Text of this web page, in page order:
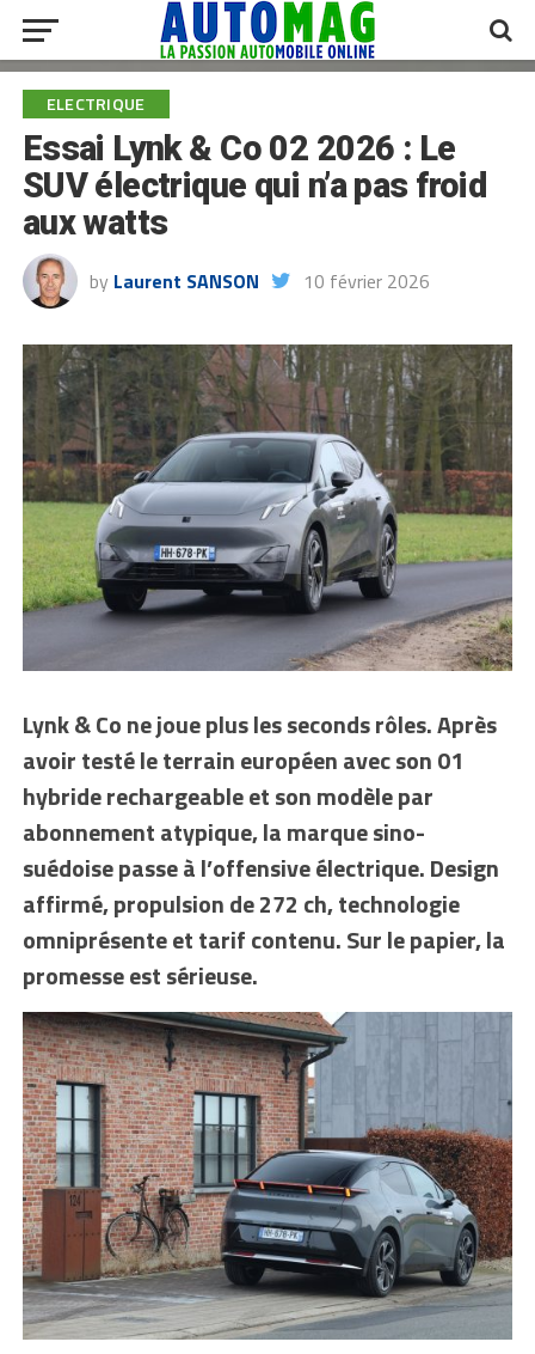
ELECTRIQUE
Essai Lynk & Co 02 2026 : Le
SUV électrique qui n’a pas froid
aux watts
by Laurent SANSON 10 février 2026
Lynk & Co ne joue plus les seconds rôles. Après
avoir testé le terrain européen avec son 01
hybride rechargeable et son modèle par
abonnement atypique, la marque sino-
suédoise passe à l’offensive électrique. Design
affirmé, propulsion de 272 ch, technologie
omniprésente et tarif contenu. Sur le papier, la
promesse est sérieuse.